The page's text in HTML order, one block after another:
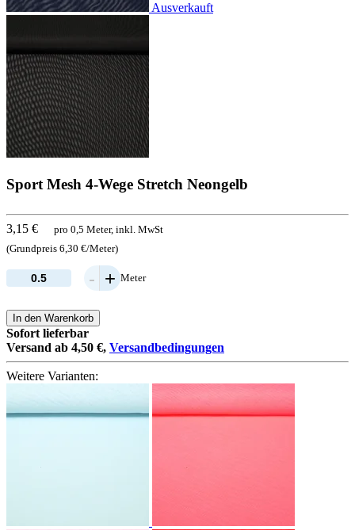
Ausverkauft
Sport Mesh 4-Wege Stretch Neongelb
3,15 €
pro 0,5 Meter, inkl. MwSt
(Grundpreis 6,30 €/Meter)
- + Meter
In den Warenkorb
Sofort lieferbar
Versand ab 4,50 €, Versandbedingungen
Weitere Varianten: